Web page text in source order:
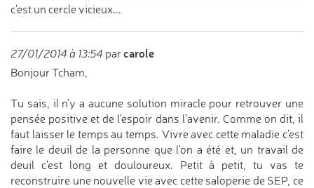
c'est un cercle vicieux...
27/01/2014 à 13:54 par carole
Bonjour Tcham,
Tu sais, il n'y a aucune solution miracle pour retrouver une
pensée positive et de l'espoir dans l'avenir. Comme on dit, il
faut laisser le temps au temps. Vivre avec cette maladie c'est
faire le deuil de la personne que l'on a été et, un travail de
deuil c'est long et douloureux. Petit à petit, tu vas te
reconstruire une nouvelle vie avec cette saloperie de SEP, ce